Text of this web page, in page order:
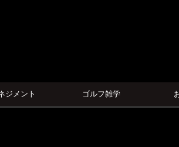
ジメント ゴルフ雑学